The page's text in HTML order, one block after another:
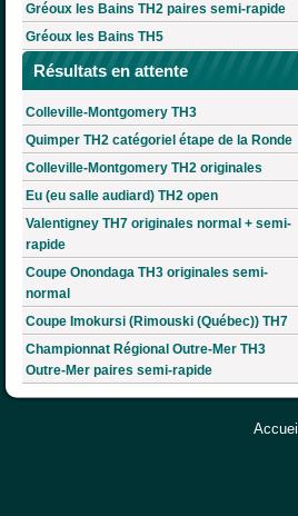
Gréoux les Bains TH2 paires semi-rapide
Gréoux les Bains TH5
Résultats en attente
Colleville-Montgomery TH3
Quimper TH2 catégoriel étape de la Ronde
Colleville-Montgomery TH2 originales
Eu (eu salle audiard) TH2 open
Valentigney TH7 originales normal + semi-
rapide
Coupe Onondaga TH3 originales semi-
normal
Coupe Imokursi (Rimouski (Québec)) TH7
Championnat Régional Outre-Mer TH3
Outre-Mer paires semi-rapide
Accueil